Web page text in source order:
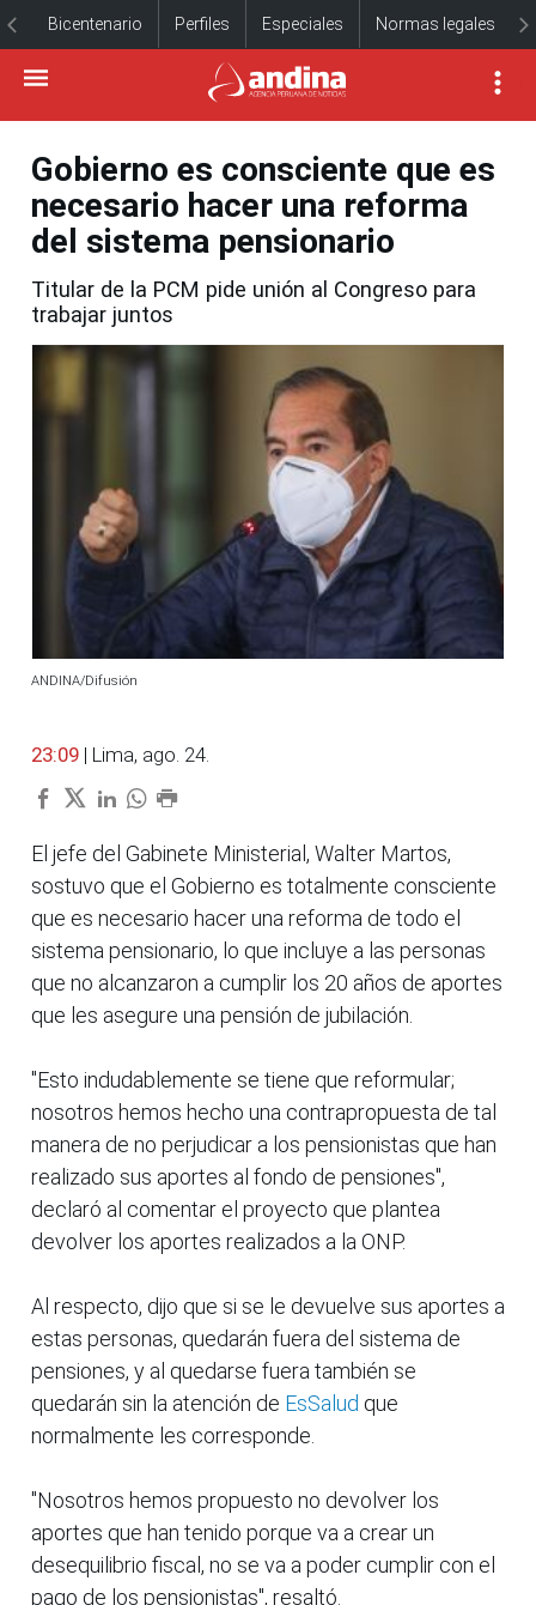
Bicentenario Perfiles Especiales Normas legales
Gobierno es consciente que es
necesario hacer una reforma
del sistema pensionario
Titular de la PCM pide unión al Congreso para
trabajar juntos
ANDINA/Difusión
23:09 | Lima, ago. 24.
El jefe del Gabinete Ministerial, Walter Martos,
sostuvo que el Gobierno es totalmente consciente
que es necesario hacer una reforma de todo el
sistema pensionario, lo que incluye a las personas
que no alcanzaron a cumplir los 20 años de aportes
que les asegure una pensión de jubilación.
"Esto indudablemente se tiene que reformular;
nosotros hemos hecho una contrapropuesta de tal
manera de no perjudicar a los pensionistas que han
realizado sus aportes al fondo de pensiones",
declaró al comentar el proyecto que plantea
devolver los aportes realizados a la ONP.
Al respecto, dijo que si se le devuelve sus aportes a
estas personas, quedarán fuera del sistema de
pensiones, y al quedarse fuera también se
quedarán sin la atención de EsSalud que
normalmente les corresponde.
"Nosotros hemos propuesto no devolver los
aportes que han tenido porque va a crear un
desequilibrio fiscal, no se va a poder cumplir con el
pago de los pensionistas", resaltó.